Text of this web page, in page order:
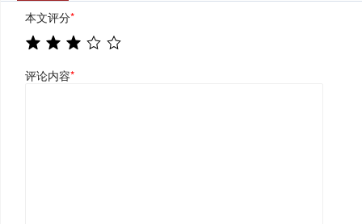
本文评分*
评论内容*